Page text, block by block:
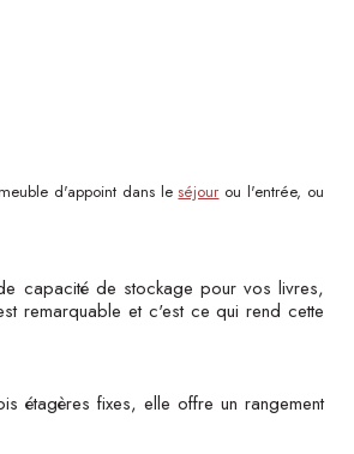
d'appoint dans leséjour ou l'entrée, ou
capacité de stockage pour vos livres,
remarquable et c'est ce qui rend cette
étagères fixes, elle offre un rangement